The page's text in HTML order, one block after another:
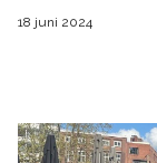
verschillende
18 juni 2024